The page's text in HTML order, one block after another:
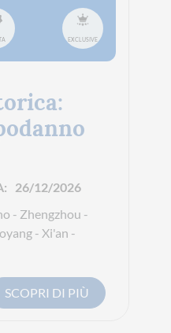
EXCLUSIVE
26/12/2026
- Zhengzhou -
- Xi'an -
SCOPRI DI PIÙ